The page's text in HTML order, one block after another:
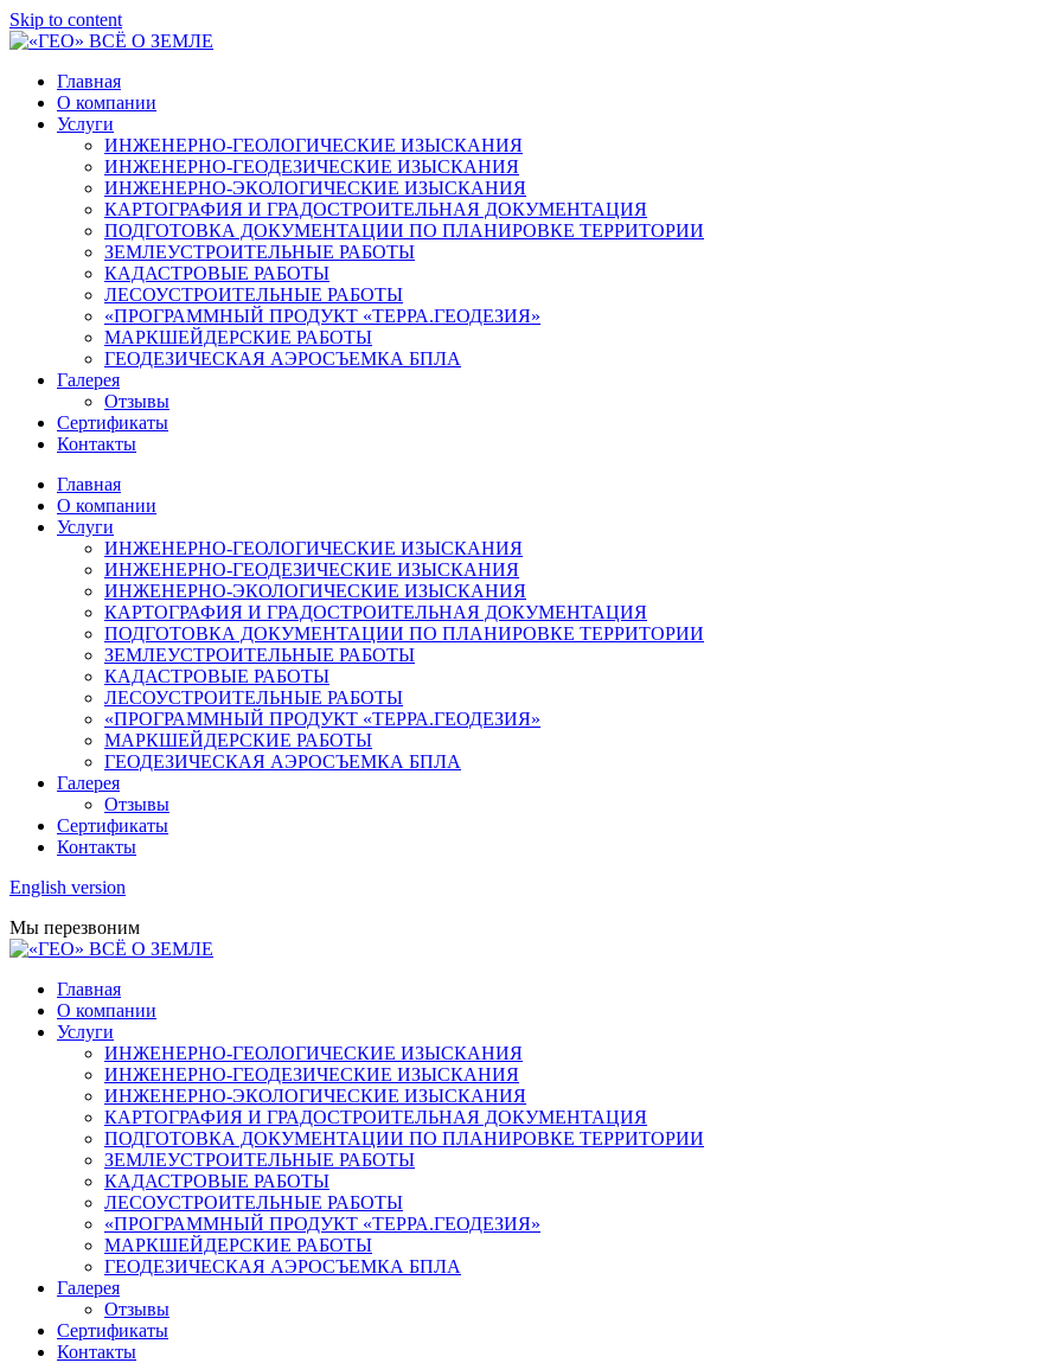
Skip to content
Главная
О компании
Услуги
ИНЖЕНЕРНО-ГЕОЛОГИЧЕСКИЕ ИЗЫСКАНИЯ
ИНЖЕНЕРНО-ГЕОДЕЗИЧЕСКИЕ ИЗЫСКАНИЯ
ИНЖЕНЕРНО-ЭКОЛОГИЧЕСКИЕ ИЗЫСКАНИЯ
КАРТОГРАФИЯ И ГРАДОСТРОИТЕЛЬНАЯ ДОКУМЕНТАЦИЯ
ПОДГОТОВКА ДОКУМЕНТАЦИИ ПО ПЛАНИРОВКЕ ТЕРРИТОРИИ
ЗЕМЛЕУСТРОИТЕЛЬНЫЕ РАБОТЫ
КАДАСТРОВЫЕ РАБОТЫ
ЛЕСОУСТРОИТЕЛЬНЫЕ РАБОТЫ
«ПРОГРАММНЫЙ ПРОДУКТ «ТЕРРА.ГЕОДЕЗИЯ»
МАРКШЕЙДЕРСКИЕ РАБОТЫ
ГЕОДЕЗИЧЕСКАЯ АЭРОСЪЕМКА БПЛА
Галерея
Отзывы
Сертификаты
Контакты
Главная
О компании
Услуги
ИНЖЕНЕРНО-ГЕОЛОГИЧЕСКИЕ ИЗЫСКАНИЯ
ИНЖЕНЕРНО-ГЕОДЕЗИЧЕСКИЕ ИЗЫСКАНИЯ
ИНЖЕНЕРНО-ЭКОЛОГИЧЕСКИЕ ИЗЫСКАНИЯ
КАРТОГРАФИЯ И ГРАДОСТРОИТЕЛЬНАЯ ДОКУМЕНТАЦИЯ
ПОДГОТОВКА ДОКУМЕНТАЦИИ ПО ПЛАНИРОВКЕ ТЕРРИТОРИИ
ЗЕМЛЕУСТРОИТЕЛЬНЫЕ РАБОТЫ
КАДАСТРОВЫЕ РАБОТЫ
ЛЕСОУСТРОИТЕЛЬНЫЕ РАБОТЫ
«ПРОГРАММНЫЙ ПРОДУКТ «ТЕРРА.ГЕОДЕЗИЯ»
МАРКШЕЙДЕРСКИЕ РАБОТЫ
ГЕОДЕЗИЧЕСКАЯ АЭРОСЪЕМКА БПЛА
Галерея
Отзывы
Сертификаты
Контакты
English version
Мы перезвоним
Главная
О компании
Услуги
ИНЖЕНЕРНО-ГЕОЛОГИЧЕСКИЕ ИЗЫСКАНИЯ
ИНЖЕНЕРНО-ГЕОДЕЗИЧЕСКИЕ ИЗЫСКАНИЯ
ИНЖЕНЕРНО-ЭКОЛОГИЧЕСКИЕ ИЗЫСКАНИЯ
КАРТОГРАФИЯ И ГРАДОСТРОИТЕЛЬНАЯ ДОКУМЕНТАЦИЯ
ПОДГОТОВКА ДОКУМЕНТАЦИИ ПО ПЛАНИРОВКЕ ТЕРРИТОРИИ
ЗЕМЛЕУСТРОИТЕЛЬНЫЕ РАБОТЫ
КАДАСТРОВЫЕ РАБОТЫ
ЛЕСОУСТРОИТЕЛЬНЫЕ РАБОТЫ
«ПРОГРАММНЫЙ ПРОДУКТ «ТЕРРА.ГЕОДЕЗИЯ»
МАРКШЕЙДЕРСКИЕ РАБОТЫ
ГЕОДЕЗИЧЕСКАЯ АЭРОСЪЕМКА БПЛА
Галерея
Отзывы
Сертификаты
Контакты